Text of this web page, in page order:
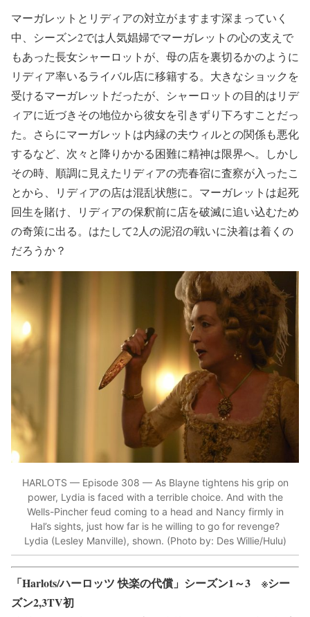
マーガレットとリディアの対立がますます深まっていく
中、シーズン2では人気娼婦でマーガレットの心の支えで
もあった長女シャーロットが、母の店を裏切るかのように
リディア率いるライバル店に移籍する。大きなショックを
受けるマーガレットだったが、シャーロットの目的はリデ
ィアに近づきその地位から彼女を引きずり下ろすことだっ
た。さらにマーガレットは内縁の夫ウィルとの関係も悪化
するなど、次々と降りかかる困難に精神は限界へ。しかし
その時、順調に見えたリディアの売春宿に査察が入ったこ
とから、リディアの店は混乱状態に。マーガレットは起死
回生を賭け、リディアの保釈前に店を破滅に追い込むため
の奇策に出る。はたして2人の泥沼の戦いに決着は着くの
だろうか？
HARLOTS — Episode 308 — As Blayne tightens his grip on
power, Lydia is faced with a terrible choice. And with the
Wells-Pincher feud coming to a head and Nancy firmly in
Hal’s sights, just how far is he willing to go for revenge?
Lydia (Lesley Manville), shown. (Photo by: Des Willie/Hulu)
「Harlots/ハーロッツ 快楽の代償」シーズン1～3 ※シー
ズン2,3TV初